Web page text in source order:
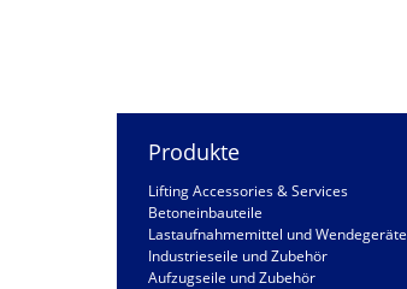
Produkte
Lifting Accessories & Services
Betoneinbauteile
Lastaufnahmemittel und Wendegeräte
Industrieseile und Zubehör
Aufzugseile und Zubehör